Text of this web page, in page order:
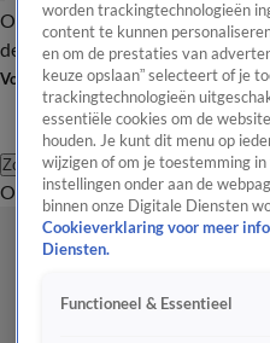
OverzichtAfleveringen
de redactieNieuwsbrief
Volg Shownieuws
Zoeken
OverzichtEntertainment
worden trackingtechnologieën
content te kunnen
en om de prestaties van
keuze opslaan” selecteert of je
trackingtechnologieën
essentiële cookies om de
houden. Je kunt dit menu op
wijzigen of om je toestemming
instellingen onder aan de
binnen onze Digitale Diensten
Cookieverklaring voor meer
Diensten.
Functioneel & Essentieel